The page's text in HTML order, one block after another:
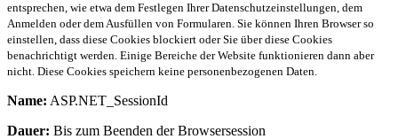
entsprechen, wie etwa dem Festlegen Ihrer Datenschutzeinstellungen, dem
Anmelden oder dem Ausfüllen von Formularen. Sie können Ihren Browser so
einstellen, dass diese Cookies blockiert oder Sie über diese Cookies
benachrichtigt werden. Einige Bereiche der Website funktionieren dann aber
nicht. Diese Cookies speichern keine personenbezogenen Daten.
Name: ASP.NET_SessionId
Dauer: Bis zum Beenden der Browsersession